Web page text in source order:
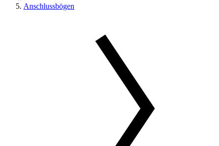
Anschlussbögen